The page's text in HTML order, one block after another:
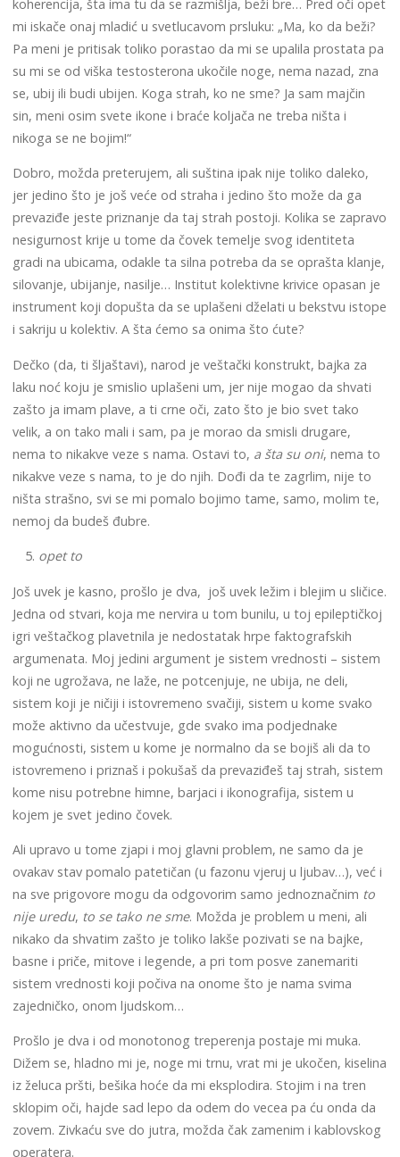
koherencija, šta ima tu da se razmišlja, beži bre… Pred oči opet
mi iskače onaj mladić u svetlucavom prsluku: „Ma, ko da beži?
Pa meni je pritisak toliko porastao da mi se upalila prostata pa
su mi se od viška testosterona ukočile noge, nema nazad, zna
se, ubij ili budi ubijen. Koga strah, ko ne sme? Ja sam majčin
sin, meni osim svete ikone i braće koljača ne treba ništa i
nikoga se ne bojim!“
Dobro, možda preterujem, ali suština ipak nije toliko daleko,
jer jedino što je još veće od straha i jedino što može da ga
prevaziđe jeste priznanje da taj strah postoji. Kolika se zapravo
nesigurnost krije u tome da čovek temelje svog identiteta
gradi na ubicama, odakle ta silna potreba da se oprašta klanje,
silovanje, ubijanje, nasilje… Institut kolektivne krivice opasan je
instrument koji dopušta da se uplašeni dželati u bekstvu istope
i sakriju u kolektiv. A šta ćemo sa onima što ćute?
Dečko (da, ti šljaštavi), narod je veštački konstrukt, bajka za
laku noć koju je smislio uplašeni um, jer nije mogao da shvati
zašto ja imam plave, a ti crne oči, zato što je bio svet tako
velik, a on tako mali i sam, pa je morao da smisli drugare,
nema to nikakve veze s nama. Ostavi to, a šta su oni, nema to
nikakve veze s nama, to je do njih. Dođi da te zagrlim, nije to
ništa strašno, svi se mi pomalo bojimo tame, samo, molim te,
nemoj da budeš đubre.
opet to
Još uvek je kasno, prošlo je dva, još uvek ležim i blejim u sličice.
Jedna od stvari, koja me nervira u tom bunilu, u toj epileptičkoj
igri veštačkog plavetnila je nedostatak hrpe faktografskih
argumenata. Moj jedini argument je sistem vrednosti – sistem
koji ne ugrožava, ne laže, ne potcenjuje, ne ubija, ne deli,
sistem koji je ničiji i istovremeno svačiji, sistem u kome svako
može aktivno da učestvuje, gde svako ima podjednake
mogućnosti, sistem u kome je normalno da se bojiš ali da to
istovremeno i priznaš i pokušaš da prevaziđeš taj strah, sistem
kome nisu potrebne himne, barjaci i ikonografija, sistem u
kojem je svet jedino čovek.
Ali upravo u tome zjapi i moj glavni problem, ne samo da je
ovakav stav pomalo patetičan (u fazonu vjeruj u ljubav…), već i
na sve prigovore mogu da odgovorim samo jednoznačnim to
nije uredu, to se tako ne sme. Možda je problem u meni, ali
nikako da shvatim zašto je toliko lakše pozivati se na bajke,
basne i priče, mitove i legende, a pri tom posve zanemariti
sistem vrednosti koji počiva na onome što je nama svima
zajedničko, onom ljudskom…
Prošlo je dva i od monotonog treperenja postaje mi muka.
Dižem se, hladno mi je, noge mi trnu, vrat mi je ukočen, kiselina
iz želuca pršti, bešika hoće da mi eksplodira. Stojim i na tren
sklopim oči, hajde sad lepo da odem do vecea pa ću onda da
zovem. Zivkaću sve do jutra, možda čak zamenim i kablovskog
operatera.